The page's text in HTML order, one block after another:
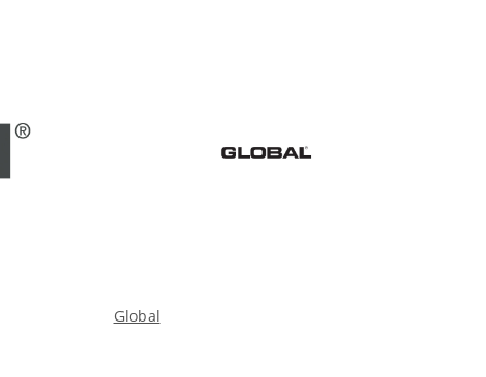
Global